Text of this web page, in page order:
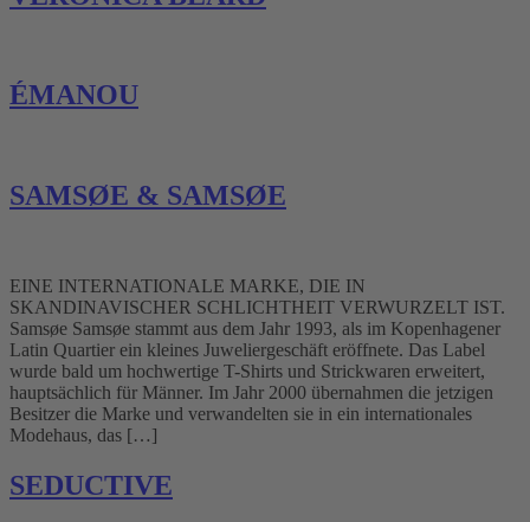
ÉMANOU
SAMSØE & SAMSØE
EINE INTERNATIONALE MARKE, DIE IN
SKANDINAVISCHER SCHLICHTHEIT VERWURZELT IST.
Samsøe Samsøe stammt aus dem Jahr 1993, als im Kopenhagener
Latin Quartier ein kleines Juweliergeschäft eröffnete. Das Label
wurde bald um hochwertige T-Shirts und Strickwaren erweitert,
hauptsächlich für Männer. Im Jahr 2000 übernahmen die jetzigen
Besitzer die Marke und verwandelten sie in ein internationales
Modehaus, das […]
SEDUCTIVE